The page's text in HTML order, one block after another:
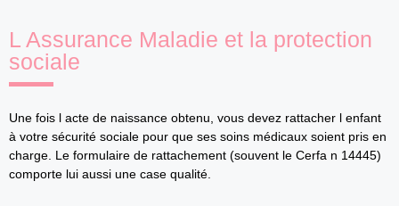
L Assurance Maladie et la protection
sociale
Une fois l acte de naissance obtenu, vous devez rattacher l enfant
à votre sécurité sociale pour que ses soins médicaux soient pris en
charge. Le formulaire de rattachement (souvent le Cerfa n 14445)
comporte lui aussi une case qualité.